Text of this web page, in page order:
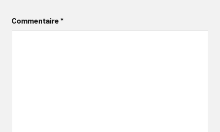
Commentaire*